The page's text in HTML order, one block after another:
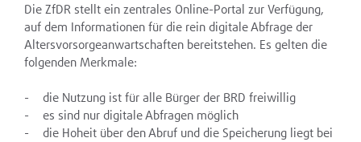
Die ZfDR stellt ein zentrales Online-Portal zur Verfügung,
auf dem Informationen für die rein digitale Abfrage der
Altersvorsorgeanwartschaften bereitstehen. Es gelten die
folgenden Merkmale:
die Nutzung ist für alle Bürger der BRD freiwillig
es sind nur digitale Abfragen möglich
die Hoheit über den Abruf und die Speicherung liegt bei